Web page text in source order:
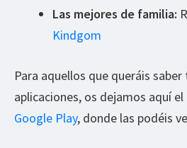
Las mejores de familia:
Kindgom
Para aquellos que queráis
aplicaciones, os dejamos aquí el
Google Play, donde las podéis